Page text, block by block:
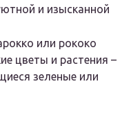
и изысканной
или рококо
цветы и растения –
зеленые или